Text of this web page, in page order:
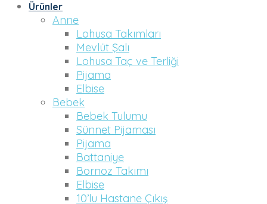
Ürünler
Anne
Lohusa Takımları
Mevlüt Şalı
Lohusa Taç ve Terliği
Pijama
Elbise
Bebek
Bebek Tulumu
Sünnet Pijaması
Pijama
Battaniye
Bornoz Takımı
Elbise
10’lu Hastane Çıkış